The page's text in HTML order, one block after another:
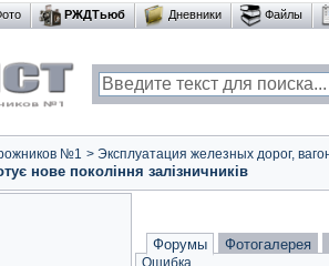
РЖДТьюб Дневники Файлы
№1 > Эксплуатация железных дорог,
нове покоління залізничників
Форумы Фотогалерея
Ошибка